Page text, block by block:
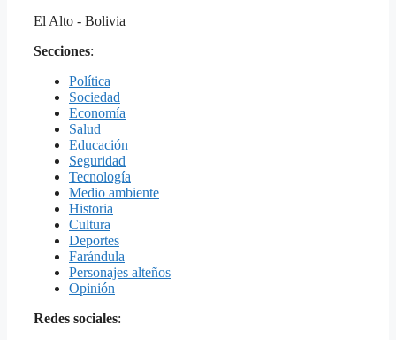
El Alto - Bolivia
Secciones:
Política
Sociedad
Economía
Salud
Educación
Seguridad
Tecnología
Medio ambiente
Historia
Cultura
Deportes
Farándula
Personajes alteños
Opinión
Redes sociales: